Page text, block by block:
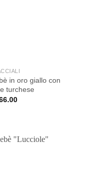
in oro giallo con
turchese